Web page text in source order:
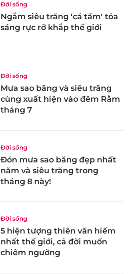
Đời sống
Ngắm siêu trăng 'cá tầm' tỏa
sáng rực rỡ khắp thế giới
Đời sống
Mưa sao băng và siêu trăng
cùng xuất hiện vào đêm Rằm
tháng 7
Đời sống
Đón mưa sao băng đẹp nhất
năm và siêu trăng trong
tháng 8 này!
Đời sống
5 hiện tượng thiên văn hiếm
nhất thế giới, cả đời muốn
chiêm ngưỡng